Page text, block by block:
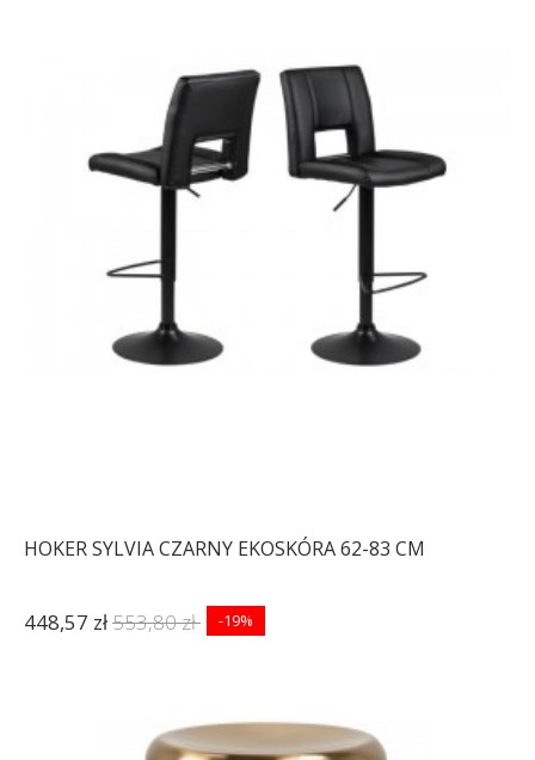
HOKER SYLVIA CZARNY EKOSKÓRA 62-83 CM
448,57 zł553,80 zł -19%